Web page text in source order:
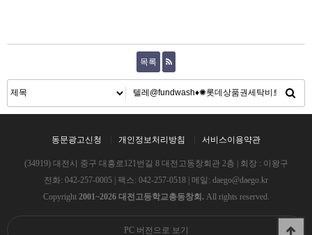
목록
동문광고신청 개인정보처리방침 서비스이용약관
(34919) 대전시 중구 대흥로121번길 8 대전고동창회관 2층 | 회장 : 이왕구
전화: 042-257-0005 | 팩스: 042-257-0518 | 메일: daego@daego.kr
Copyright 2001~2026 대전고등학교총동창회. All rights reserved.
PC 버전으로 보기